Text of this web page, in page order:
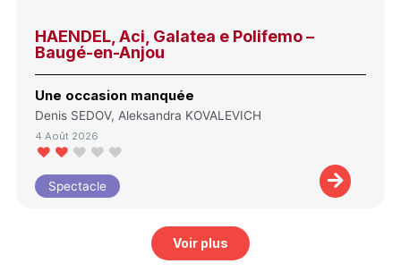
HAENDEL, Aci, Galatea e Polifemo –
Baugé-en-Anjou
Une occasion manquée
Denis SEDOV, Aleksandra KOVALEVICH
4 Août 2026
Spectacle
Voir plus